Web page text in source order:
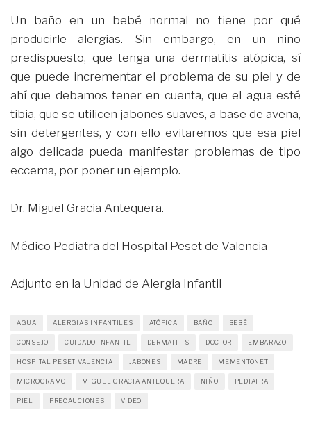
Un baño en un bebé normal no tiene por qué
producirle alergias. Sin embargo, en un niño
predispuesto, que tenga una dermatitis atópica, sí
que puede incrementar el problema de su piel y de
ahí que debamos tener en cuenta, que el agua esté
tibia, que se utilicen jabones suaves, a base de avena,
sin detergentes, y con ello evitaremos que esa piel
algo delicada pueda manifestar problemas de tipo
eccema, por poner un ejemplo.
Dr. Miguel Gracia Antequera.
Médico Pediatra del Hospital Peset de Valencia
Adjunto en la Unidad de Alergia Infantil
AGUA ALERGIAS INFANTILES ATÓPICA BAÑO BEBÉ
CONSEJO CUIDADO INFANTIL DERMATITIS DOCTOR EMBARAZO
HOSPITAL PESET VALENCIA JABONES MADRE MEMENTONET
MICROGRAMO MIGUEL GRACIA ANTEQUERA NIÑO PEDIATRA
PIEL PRECAUCIONES VIDEO